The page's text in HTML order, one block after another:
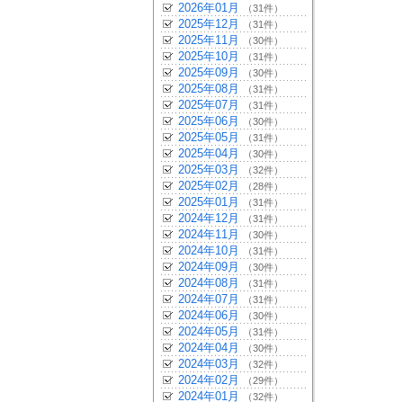
2026年01月 （31件）
2025年12月 （31件）
2025年11月 （30件）
2025年10月 （31件）
2025年09月 （30件）
2025年08月 （31件）
2025年07月 （31件）
2025年06月 （30件）
2025年05月 （31件）
2025年04月 （30件）
2025年03月 （32件）
2025年02月 （28件）
2025年01月 （31件）
2024年12月 （31件）
2024年11月 （30件）
2024年10月 （31件）
2024年09月 （30件）
2024年08月 （31件）
2024年07月 （31件）
2024年06月 （30件）
2024年05月 （31件）
2024年04月 （30件）
2024年03月 （32件）
2024年02月 （29件）
2024年01月 （32件）